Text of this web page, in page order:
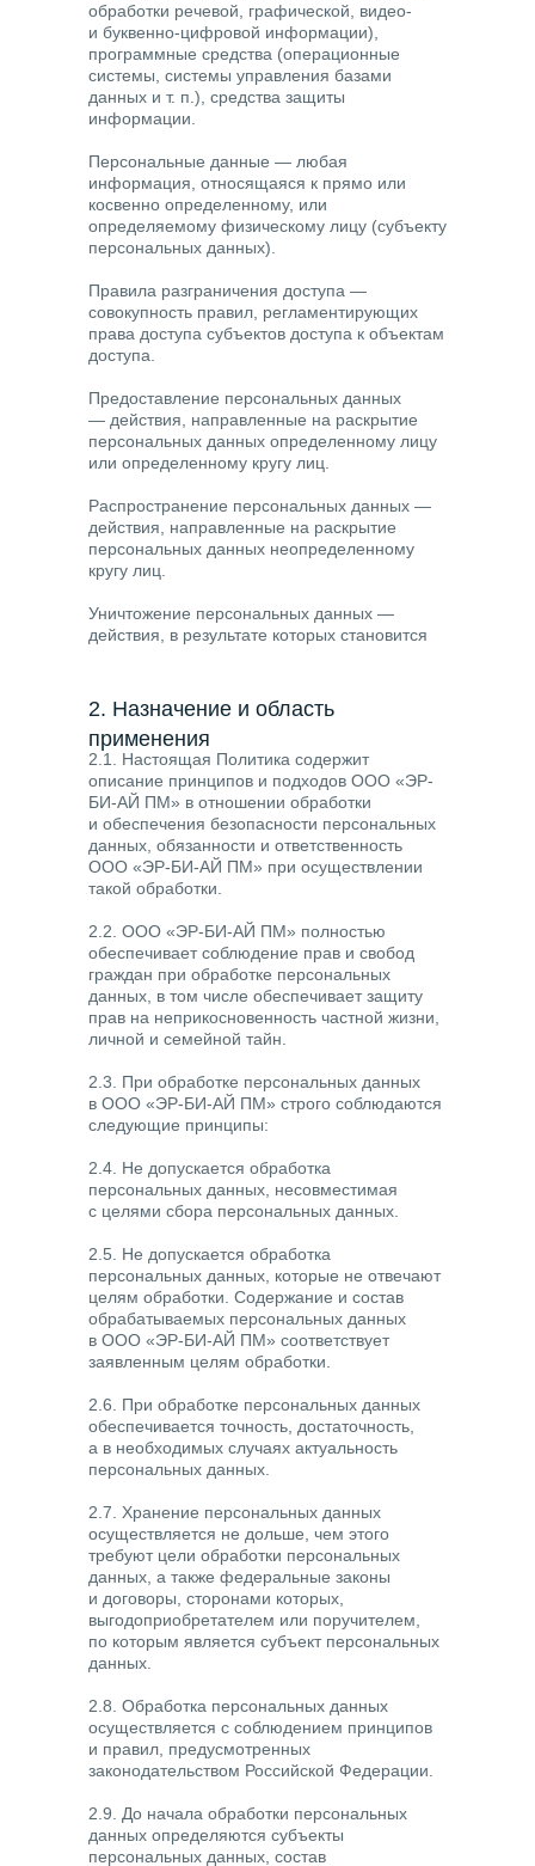
обработки речевой, графической, видео-
и буквенно-цифровой информации),
программные средства (операционные
системы, системы управления базами
данных и т. п.), средства защиты
информации.
Персональные данные — любая
информация, относящаяся к прямо или
косвенно определенному, или
определяемому физическому лицу (субъекту
персональных данных).
Правила разграничения доступа —
совокупность правил, регламентирующих
права доступа субъектов доступа к объектам
доступа.
Предоставление персональных данных
— действия, направленные на раскрытие
персональных данных определенному лицу
или определенному кругу лиц.
Распространение персональных данных —
действия, направленные на раскрытие
персональных данных неопределенному
кругу лиц.
Уничтожение персональных данных —
действия, в результате которых становится
системе персональных данных и/или
в результате которых уничтожаются
материальные носители персональных
данных.
2. Назначение и область
применения
2.1. Настоящая Политика содержит
описание принципов и подходов ООО «ЭР-
БИ-АЙ ПМ» в отношении обработки
и обеспечения безопасности персональных
данных, обязанности и ответственность
ООО «ЭР-БИ-АЙ ПМ» при осуществлении
такой обработки.
2.2. ООО «ЭР-БИ-АЙ ПМ» полностью
обеспечивает соблюдение прав и свобод
граждан при обработке персональных
данных, в том числе обеспечивает защиту
прав на неприкосновенность частной жизни,
личной и семейной тайн.
2.3. При обработке персональных данных
в ООО «ЭР-БИ-АЙ ПМ» строго соблюдаются
следующие принципы:
2.4. Не допускается обработка
персональных данных, несовместимая
с целями сбора персональных данных.
2.5. Не допускается обработка
персональных данных, которые не отвечают
целям обработки. Содержание и состав
обрабатываемых персональных данных
в ООО «ЭР-БИ-АЙ ПМ» соответствует
заявленным целям обработки.
2.6. При обработке персональных данных
обеспечивается точность, достаточность,
а в необходимых случаях актуальность
персональных данных.
2.7. Хранение персональных данных
осуществляется не дольше, чем этого
требуют цели обработки персональных
данных, а также федеральные законы
и договоры, сторонами которых,
выгодоприобретателем или поручителем,
по которым является субъект персональных
данных.
2.8. Обработка персональных данных
осуществляется с соблюдением принципов
и правил, предусмотренных
законодательством Российской Федерации.
2.9. До начала обработки персональных
данных определяются субъекты
персональных данных, состав